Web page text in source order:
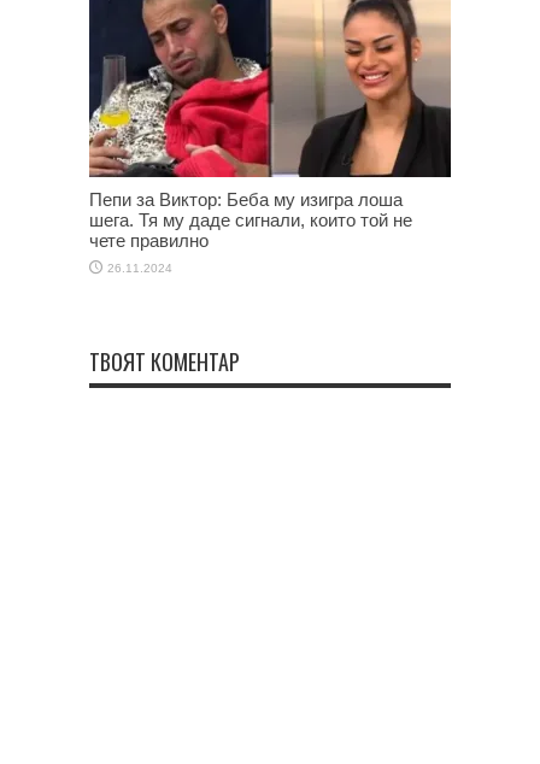
Пепи за Виктор: Беба му изигра лоша
шега. Тя му даде сигнали, които той не
чете правилно
26.11.2024
ТВОЯТ КОМЕНТАР